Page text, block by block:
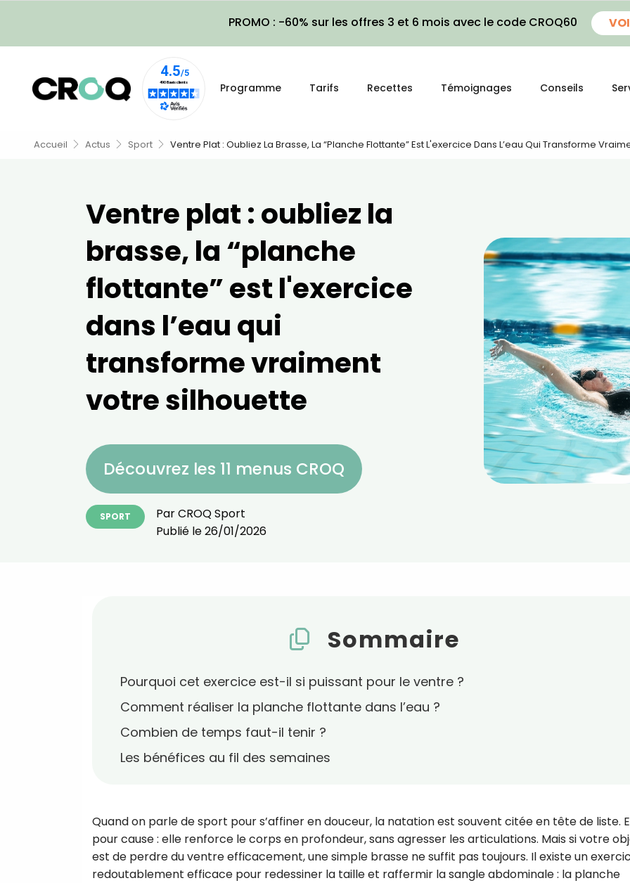
PROMO : -60% sur les offres 3 et 6 mois avec le code CROQ60
Programme Tarifs Recettes Témoignages Conseils
Accueil Actus Sport Ventre Plat : Oubliez La Brasse, La “planche Flottante” Est L'exercice Dans L’eau Qui Transforme
Ventre plat : oubliez la
brasse, la “planche
flottante” est l'exercice
dans l’eau qui
transforme vraiment
votre silhouette
Découvrez les 11 menus CROQ
SPORT ParCROQ Sport
Publié le26/01/2026
Sommaire
Pourquoi cet exercice est-il si puissant pour le ventre ?
Comment réaliser la planche flottante dans l’eau ?
Combien de temps faut-il tenir ?
Les bénéfices au fil des semaines
Quand on parle de sport pour s’affiner en douceur, la natation est souvent citée en tête de liste.
pour cause : elle renforce le corps en profondeur, sans agresser les articulations. Mais si votre
est de perdre du ventre efficacement, une simple brasse ne suffit pas toujours. Il existe un
redoutablement efficace pour redessiner la taille et raffermir la sangle abdominale : la planche